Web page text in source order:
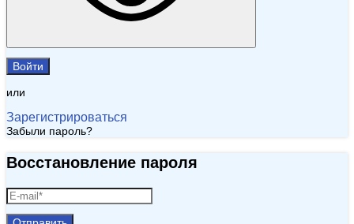
Войти
или
Зарегистрироваться
Забыли пароль?
Восстановление пароля